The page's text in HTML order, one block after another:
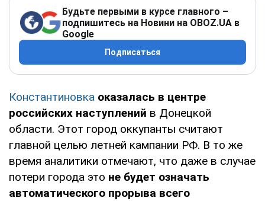
Будьте первыми в курсе главного –
подпишитесь на Новини на OBOZ.UA в
Google
Подписаться
Константиновка оказалась в центре
российских наступлений в Донецкой
области. Этот город оккупанты считают
главной целью летней кампании РФ. В то же
время аналитики отмечают, что даже в случае
потери города это не будет означать
автоматического прорыва всего